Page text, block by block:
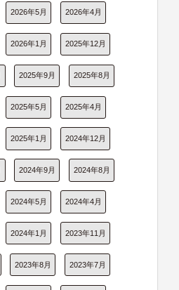
2026年5月 2026年4月
2026年1月 2025年12月
2025年9月 2025年8月
2025年5月 2025年4月
2025年1月 2024年12月
2024年9月 2024年8月
2024年5月 2024年4月
2024年1月 2023年11月
2023年8月 2023年7月